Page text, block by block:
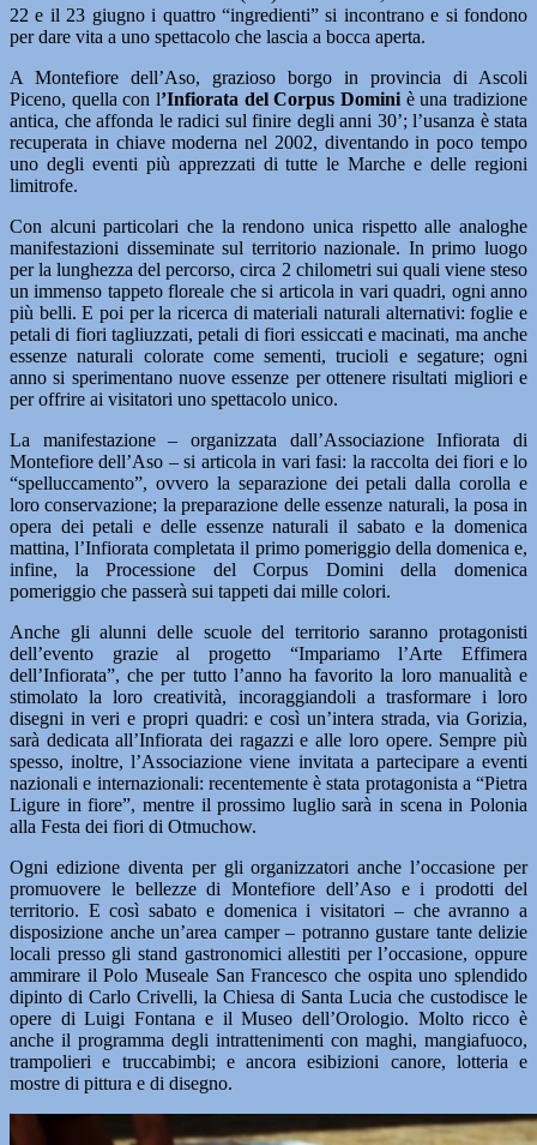
22 e il 23 giugno i quattro “ingredienti” si incontrano e si fondono
per dare vita a uno spettacolo che lascia a bocca aperta.
A Montefiore dell’Aso, grazioso borgo in provincia di Ascoli
Piceno, quella con l’Infiorata del Corpus Domini è una tradizione
antica, che affonda le radici sul finire degli anni 30’; l’usanza è stata
recuperata in chiave moderna nel 2002, diventando in poco tempo
uno degli eventi più apprezzati di tutte le Marche e delle regioni
limitrofe.
Con alcuni particolari che la rendono unica rispetto alle analoghe
manifestazioni disseminate sul territorio nazionale. In primo luogo
per la lunghezza del percorso, circa 2 chilometri sui quali viene steso
un immenso tappeto floreale che si articola in vari quadri, ogni anno
più belli. E poi per la ricerca di materiali naturali alternativi: foglie e
petali di fiori tagliuzzati, petali di fiori essiccati e macinati, ma anche
essenze naturali colorate come sementi, trucioli e segature; ogni
anno si sperimentano nuove essenze per ottenere risultati migliori e
per offrire ai visitatori uno spettacolo unico.
La manifestazione – organizzata dall’Associazione Infiorata di
Montefiore dell’Aso – si articola in vari fasi: la raccolta dei fiori e lo
“spelluccamento”, ovvero la separazione dei petali dalla corolla e
loro conservazione; la preparazione delle essenze naturali, la posa in
opera dei petali e delle essenze naturali il sabato e la domenica
mattina, l’Infiorata completata il primo pomeriggio della domenica e,
infine, la Processione del Corpus Domini della domenica
pomeriggio che passerà sui tappeti dai mille colori.
Anche gli alunni delle scuole del territorio saranno protagonisti
dell’evento grazie al progetto “Impariamo l’Arte Effimera
dell’Infiorata”, che per tutto l’anno ha favorito la loro manualità e
stimolato la loro creatività, incoraggiandoli a trasformare i loro
disegni in veri e propri quadri: e così un’intera strada, via Gorizia,
sarà dedicata all’Infiorata dei ragazzi e alle loro opere. Sempre più
spesso, inoltre, l’Associazione viene invitata a partecipare a eventi
nazionali e internazionali: recentemente è stata protagonista a “Pietra
Ligure in fiore”, mentre il prossimo luglio sarà in scena in Polonia
alla Festa dei fiori di Otmuchow.
Ogni edizione diventa per gli organizzatori anche l’occasione per
promuovere le bellezze di Montefiore dell’Aso e i prodotti del
territorio. E così sabato e domenica i visitatori – che avranno a
disposizione anche un’area camper – potranno gustare tante delizie
locali presso gli stand gastronomici allestiti per l’occasione, oppure
ammirare il Polo Museale San Francesco che ospita uno splendido
dipinto di Carlo Crivelli, la Chiesa di Santa Lucia che custodisce le
opere di Luigi Fontana e il Museo dell’Orologio. Molto ricco è
anche il programma degli intrattenimenti con maghi, mangiafuoco,
trampolieri e truccabimbi; e ancora esibizioni canore, lotteria e
mostre di pittura e di disegno.